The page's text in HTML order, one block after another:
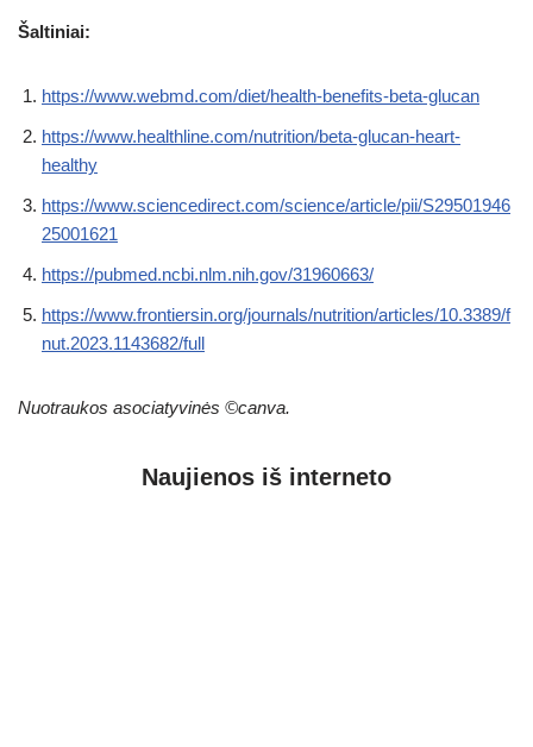
Šaltiniai:
https://www.webmd.com/diet/health-benefits-beta-glucan
https://www.healthline.com/nutrition/beta-glucan-heart-
healthy
https://www.sciencedirect.com/science/article/pii/S29501946
25001621
https://pubmed.ncbi.nlm.nih.gov/31960663/
https://www.frontiersin.org/journals/nutrition/articles/10.3389/f
nut.2023.1143682/full
Nuotraukos asociatyvinės ©canva.
Naujienos iš interneto